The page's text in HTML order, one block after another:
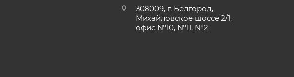
308009, г. Белгород,
Михайловское шоссе 2/1,
офис №10, №11, №2